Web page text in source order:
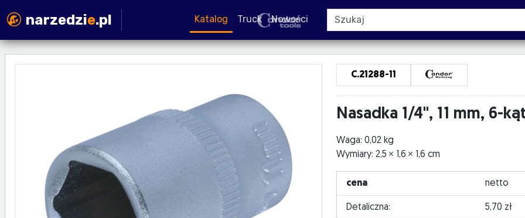
narzedzie.pl Katalog Truck Nowości
C.21288-11
Nasadka 1/4", 11 mm, 6-
Waga: 0,02 kg
Wymiary: 2,5
1,6 1,6 cm
cena netto
Detaliczna: 5,70 zł